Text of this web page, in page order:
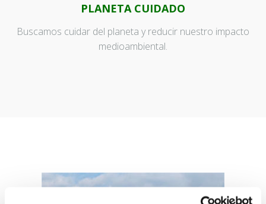
PLANETA CUIDADO
Buscamos cuidar del planeta y reducir nuestro impacto
medioambiental.